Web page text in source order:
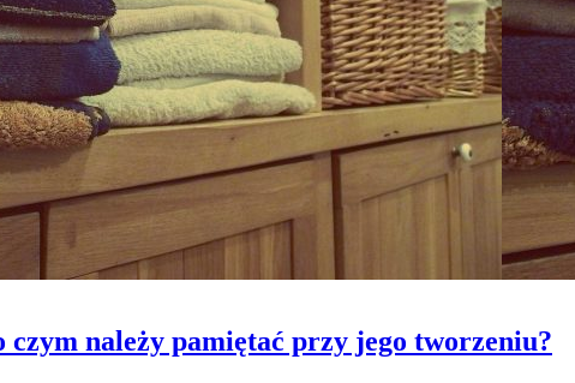
należy pamiętać przy jego tworzeniu?